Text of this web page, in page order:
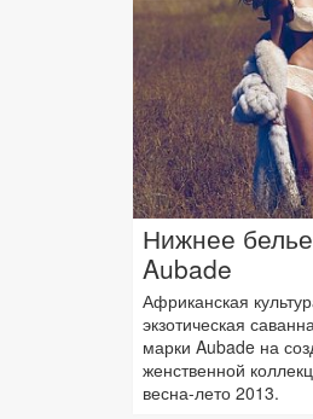
Нижнее
Aubade
Африканская
экзотическая
марки Aubade на
женственной
весна-лето 2013.